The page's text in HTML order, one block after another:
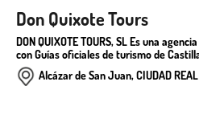
Don Quixote Tours
DON QUIXOTE TOURS, SL Es una
con Guías oficiales de turismo de
Alcázar de San Juan, CIUDAD REAL